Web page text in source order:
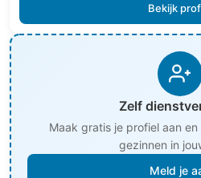
Bekijk
Zelf
Maak gratis je profiel aan
gezinnen in
Meld je